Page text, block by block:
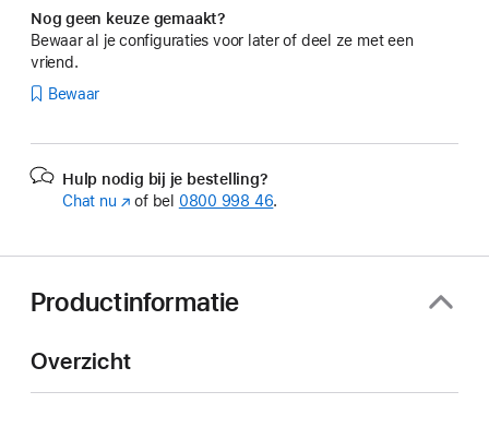
Nog geen keuze gemaakt?
Bewaar al je configuraties voor later of deel ze met een
vriend.
Bewaar
Hulp nodig bij je bestelling?
Chat nu (Wordt
of bel 0800 998 46.
Productinformatie
Overzicht